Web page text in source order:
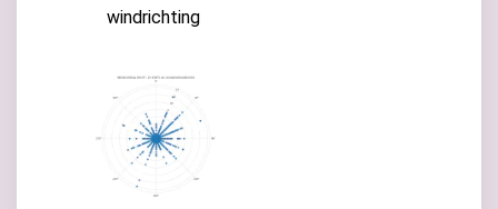
windrichting